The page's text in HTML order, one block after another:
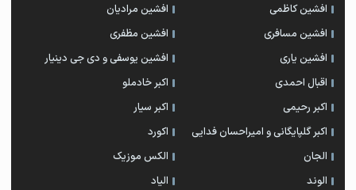
افشین کاظمی
افشین مرادیان
افشین مسافری
افشین مظفری
افشین یاری
افشین یوسفی و دی جی دینیار
اقبال احمدی
اکبر خادملو
اکبر رحیمی
اکبر سیار
اکبر گلپایگانی و امیراحسان فدایی
اکورد
الجان
الکس موزیک
الوند
الیاد